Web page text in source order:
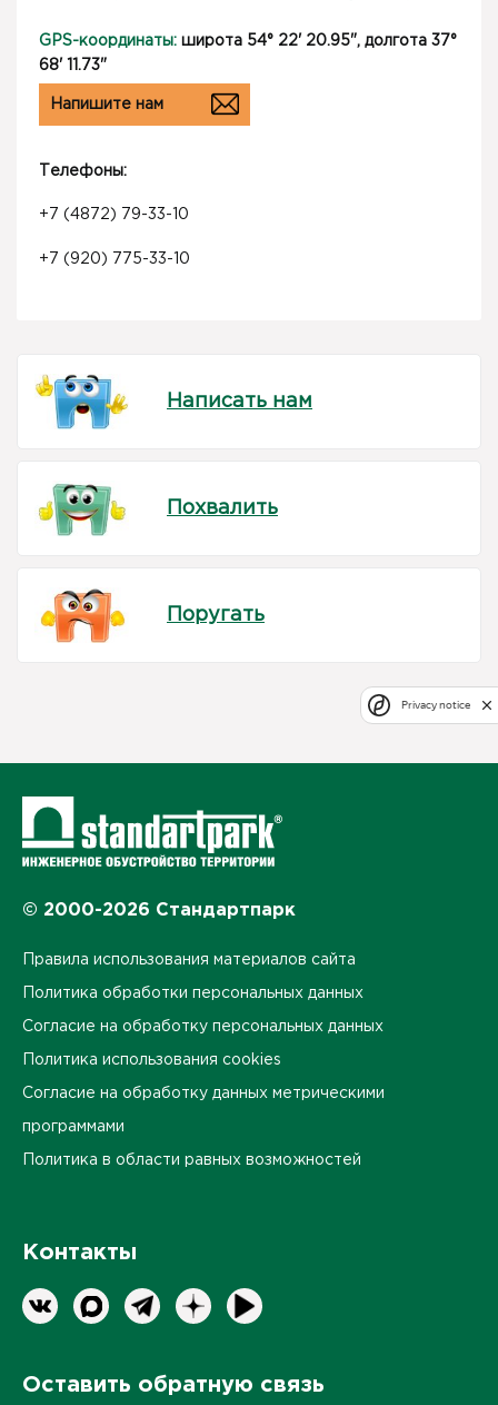
GPS-координаты: широта 54° 22' 20.95", долгота 37°
68' 11.73"
Напишите нам
Телефоны:
+7 (4872) 79-33-10
+7 (920) 775-33-10
Написать нам
Похвалить
Поругать
© 2000-2026 Стандартпарк
Правила использования материалов сайта
Политика обработки персональных данных
Согласие на обработку персональных данных
Политика использования cookies
Согласие на обработку данных метрическими
программами
Политика в области равных возможностей
Контакты
Оставить обратную связь
Privacy notice